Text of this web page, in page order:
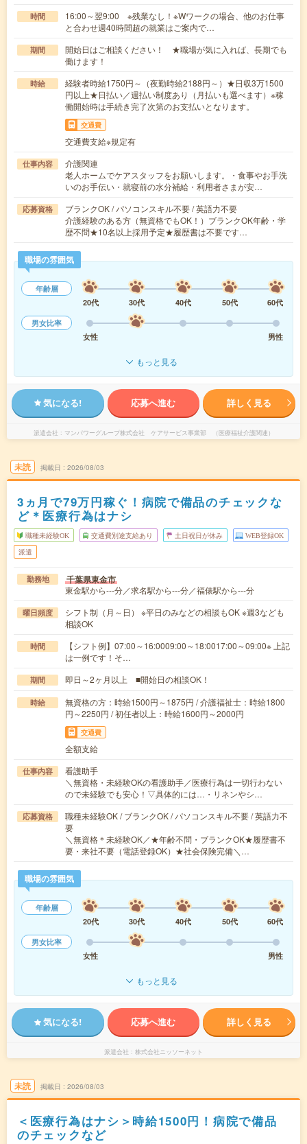
時間
16:00～翌9:00 ※残業なし！※Wワークの場合、他のお仕事
と合わせ週40時間超の就業はご案内で…
期間
開始日はご相談ください！ ★職場が気に入れば、長期でも
働けます！
時給
経験者時給1750円～（夜勤時給2188円～）★日収3万1500
円以上★日払い／週払い制度あり（月払いも選べます）※稼
働開始時は手続き完了次第のお支払いとなります。
交通費
交通費支給※規定有
仕事内容
介護関連
老人ホームでケアスタッフをお願いします。・食事やお手洗
いのお手伝い・就寝前の水分補給・利用者さまが安…
応募資格
ブランクOK / パソコンスキル不要 / 英語力不要
介護経験のある方（無資格でもOK！）ブランクOK年齢・学
歴不問★10名以上採用予定★履歴書は不要です…
職場の雰囲気
年齢層
20代
30代 40代 50代
60代
男女比率
女性
男性
もっと見る
気になる! 応募へ進む 詳しく見る
派遣会社 マンパワーグループ株式会社 ケアサービス事業部 （医療福祉介護関連）
未読 掲載日 2026/08/03
3ヵ月で79万円稼ぐ！病院で備品のチェックな
ど＊医療行為はナシ
職種未経験OK 交通費別途支給あり 土日祝日が休み WEB登録OK
派遣
勤務地 千葉県東金市
東金駅から---分／求名駅から---分／福俵駅から---分
曜日頻度
シフト制（月～日） ※平日のみなどの相談もOK ※週3なども
相談OK
時間
【シフト例】07:00～16:0009:00～18:0017:00～09:00※ 上記
は一例です！そ…
期間 即日～2ヶ月以上 ■開始日の相談OK！
時給
無資格の方：時給1500円～1875円 / 介護福祉士：時給1800
円～2250円 / 初任者以上：時給1600円～2000円
交通費
全額支給
仕事内容
看護助手
＼無資格・未経験OKの看護助手／医療行為は一切行わない
ので未経験でも安心！▽具体的には…・リネンやシ…
応募資格
職種未経験OK / ブランクOK / パソコンスキル不要 / 英語力不
要
＼無資格＊未経験OK／★年齢不問・ブランクOK★履歴書不
要・来社不要（電話登録OK）★社会保険完備＼…
職場の雰囲気
年齢層
20代
30代 40代 50代
60代
男女比率
女性
男性
もっと見る
気になる! 応募へ進む 詳しく見る
派遣会社 株式会社ニッソーネット
未読 掲載日 2026/08/03
＜医療行為はナシ＞時給1500円！病院で備品
のチェックなど